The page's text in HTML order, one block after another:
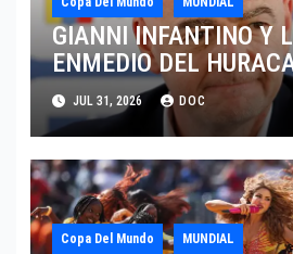
GIANNI INFANTINO Y
ENMEDIO DEL
JUL 31, 2026 DOC
Copa Del Mundo MUNDIAL